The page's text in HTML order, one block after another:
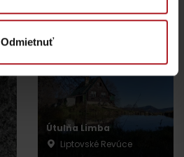
Odmietnuť
Útulňa Limba
Liptovské Revúce